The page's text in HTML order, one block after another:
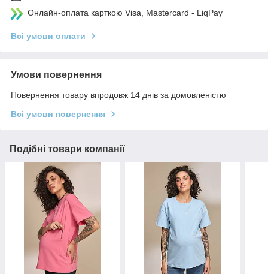
Онлайн-оплата карткою Visa, Mastercard - LiqPay
Всі умови оплати
Умови повернення
Повернення товару впродовж 14 днів за домовленістю
Всі умови повернення
Подібні товари компанії